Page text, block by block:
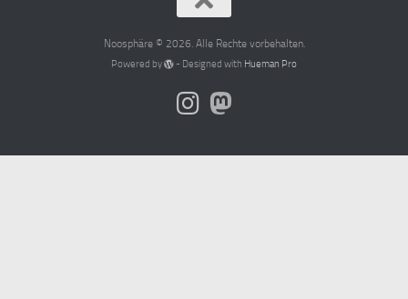
Noosphäre © 2026. Alle Rechte vorbehalten.
Powered by - Designed with Hueman Pro